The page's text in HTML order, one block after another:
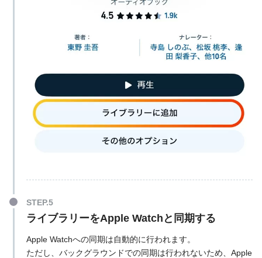
ライブラリーをApple Watchと同期する
Apple Watchへの同期は自動的に行われます。
ただし、バックグラウンドでの同期は行われないため、Apple